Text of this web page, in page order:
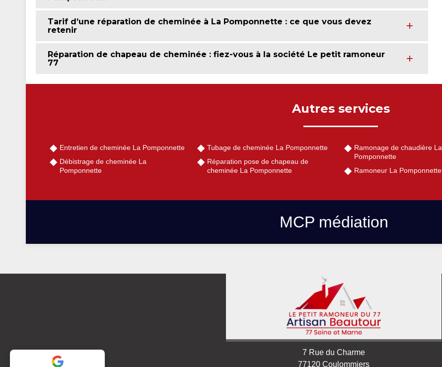
Tarif d’une réparation de cheminée à La Pomponnette : ce que vous devez
retenir
Réparation de chapeau de cheminée : fiez-vous à la société Le petit ramoneur
77
Autres services
Entretien de cheminée La Pomponnette
Débistrage de cheminée La
Pomponnette
Tubage de cheminée La Pomponnette
Réparation pose de chapeau de
cheminée La Pomponnette
Ramonage de chaudière La
Pomponnette
Ramoneur La Pomponnette
MCP médiation
7 Rue du Charme
77120 Coulommiers